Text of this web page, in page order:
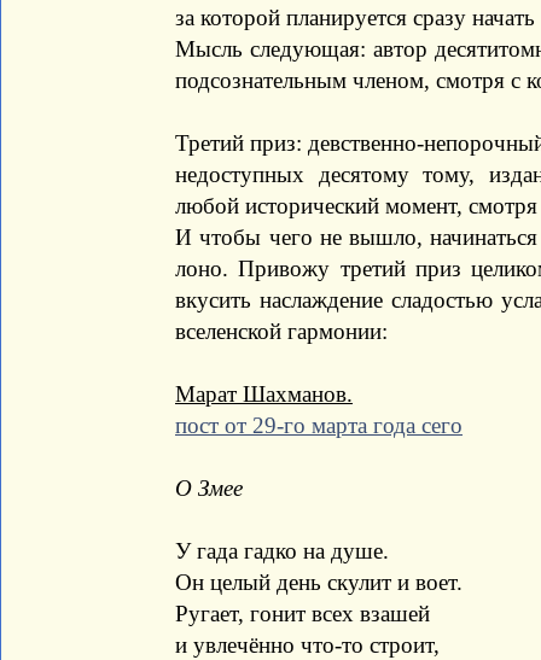
за которой планируется сразу
Мысль следующая: автор
подсознательным членом, смотря с
Третий приз: девственно-
недоступных десятому тому,
любой исторический момент,
И чтобы чего не вышло,
лоно. Привожу третий приз
вкусить наслаждение сладостью
вселенской гармонии:
Марат Шахманов.
пост от 29-го марта года сего
О Змее
У гада гадко на душе.
Он целый день скулит и воет.
Ругает, гонит всех взашей
и увлечённо что-то строит,